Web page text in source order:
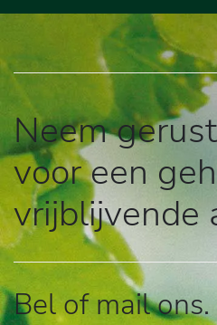
Neem
voor een
vrijblijvende
Bel of mail ons.